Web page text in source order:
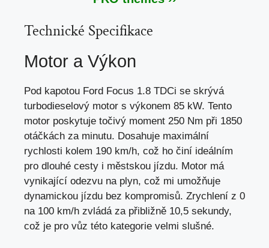
Technické Specifikace
Motor a Výkon
Pod kapotou Ford Focus 1.8 TDCi se skrývá
turbodieselový motor s výkonem 85 kW. Tento
motor poskytuje točivý moment 250 Nm při 1850
otáčkách za minutu. Dosahuje maximální
rychlosti kolem 190 km/h, což ho činí ideálním
pro dlouhé cesty i městskou jízdu. Motor má
vynikající odezvu na plyn, což mi umožňuje
dynamickou jízdu bez kompromisů. Zrychlení z 0
na 100 km/h zvládá za přibližně 10,5 sekundy,
což je pro vůz této kategorie velmi slušné.